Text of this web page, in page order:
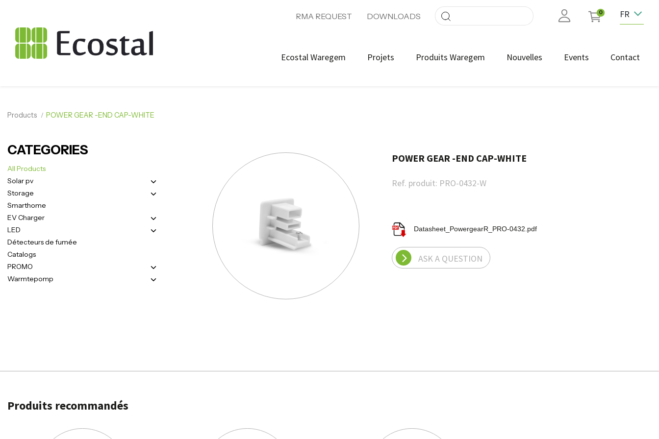
RMA REQUEST DOWNLOADS 0 FR
Ecostal Waregem Projets Produits Waregem Nouvelles Events Contact
Products POWER GEAR -END CAP-WHITE
CATEGORIES
All Products
Solar pv
Storage
Smarthome
EV Charger
LED
Détecteurs de fumée
Catalogs
PROMO
Warmtepomp
POWER GEAR -END CAP-WHITE
Ref. produit: PRO-0432-W
Datasheet_PowergearR_PRO-0432.pdf
ASK A QUESTION
Produits recommandés